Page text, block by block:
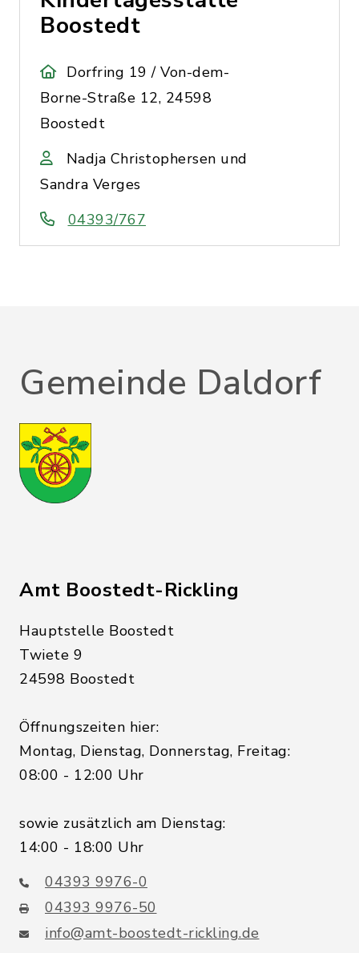
Boostedt
Dorfring 19 / Von-dem-
Borne-Straße 12, 24598
Boostedt
Nadja Christophersen und
Sandra Verges
04393/767
Gemeinde Daldorf
Amt Boostedt-Rickling
Hauptstelle Boostedt
Twiete 9
24598 Boostedt
Öffnungszeiten hier:
Montag, Dienstag, Donnerstag, Freitag:
08:00 - 12:00 Uhr
sowie zusätzlich am Dienstag:
14:00 - 18:00 Uhr
04393 9976-0
04393 9976-50
info@amt-boostedt-rickling.de